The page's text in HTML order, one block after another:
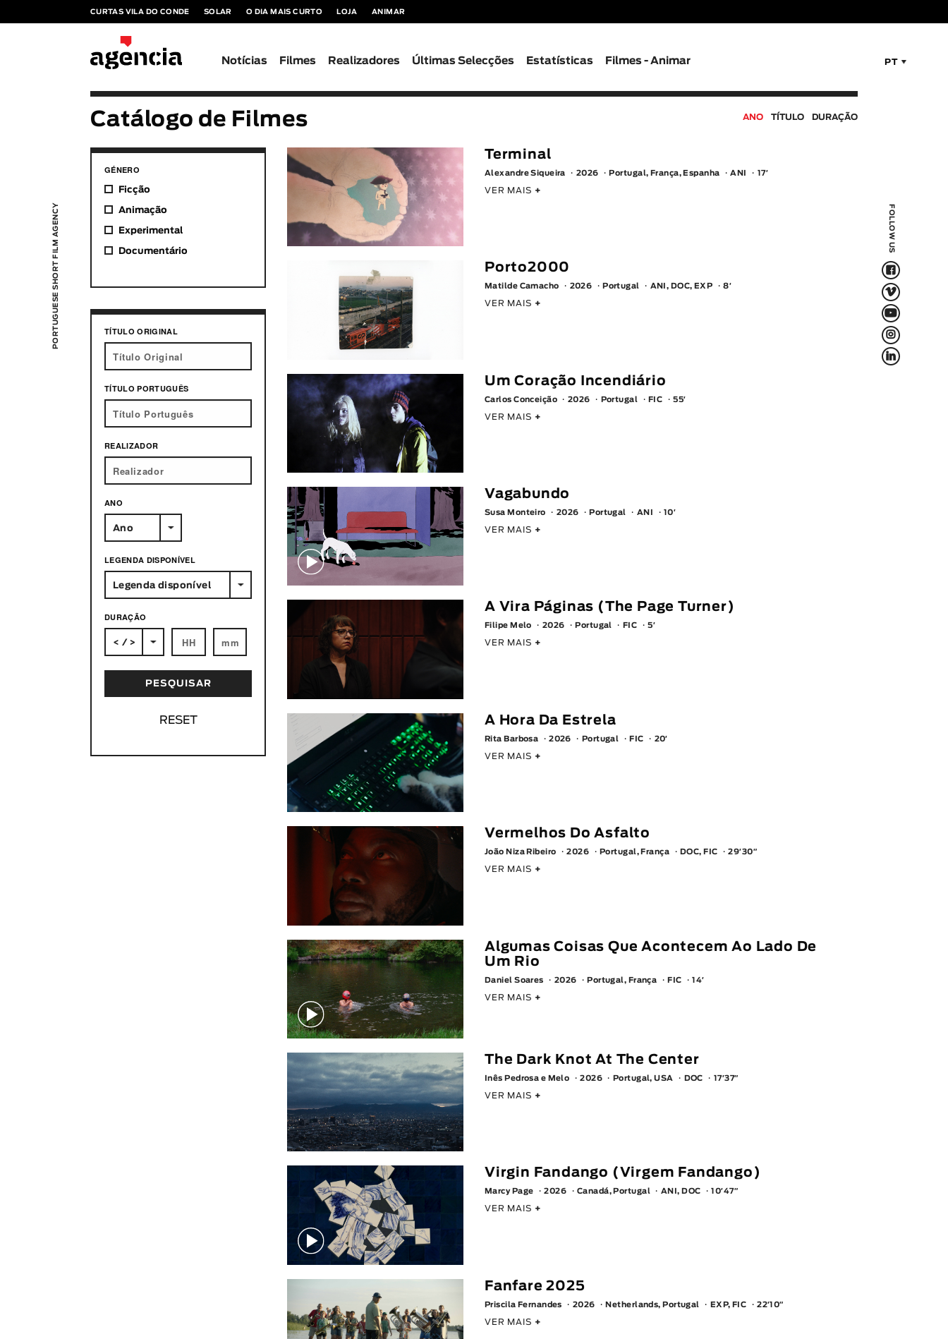
CURTAS VILA DO CONDE SOLAR O DIA MAIS CURTO LOJA ANIMAR
PT
Notícias Filmes Realizadores Últimas Selecções Estatísticas Filmes - Animar
PORTUGUESE SHORT FILM AGENCY FOLLOW US
F
V
Q
L
f
Catálogo de Filmes ANO TÍTULO DURAÇÃO
GÉNERO
Ficção
Animação
Experimental
Documentário
TÍTULO ORIGINAL
TÍTULO PORTUGUÊS
REALIZADOR
ANO
Ano
LEGENDA DISPONÍVEL
Legenda disponível
DURAÇÃO
< / >
Terminal
Alexandre Siqueira 2026 Portugal, França, Espanha ANI 17′
VER MAIS +
Porto2000
Matilde Camacho 2026 Portugal ANI, DOC, EXP 8′
VER MAIS +
Um Coração Incendiário
Carlos Conceição 2026 Portugal FIC 55′
VER MAIS +
Vagabundo
Susa Monteiro 2026 Portugal ANI 10′
VER MAIS +
A Vira Páginas (The Page Turner)
Filipe Melo 2026 Portugal FIC 5′
VER MAIS +
A Hora Da Estrela
Rita Barbosa 2026 Portugal FIC 20′
VER MAIS +
Vermelhos Do Asfalto
João Niza Ribeiro 2026 Portugal, França DOC, FIC 29′30″
VER MAIS +
Algumas Coisas Que Acontecem Ao Lado De
Um Rio
Daniel Soares 2026 Portugal, França FIC 14′
VER MAIS +
The Dark Knot At The Center
Inês Pedrosa e Melo 2026 Portugal, USA DOC 17′37″
VER MAIS +
Virgin Fandango (Virgem Fandango)
Marcy Page 2026 Canadá, Portugal ANI, DOC 10′47″
VER MAIS +
Fanfare 2025
Priscila Fernandes 2026 Netherlands, Portugal EXP, FIC 22′10″
VER MAIS +